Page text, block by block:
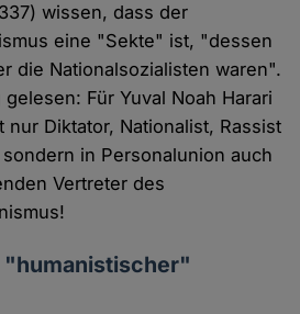
wissen, dass der
eine "Sekte" ist, "dessen
die Nationalsozialisten waren".
Für Yuval Noah Harari
Diktator, Nationalist, Rassist
in Personalunion auch
Vertreter des
"humanistischer"